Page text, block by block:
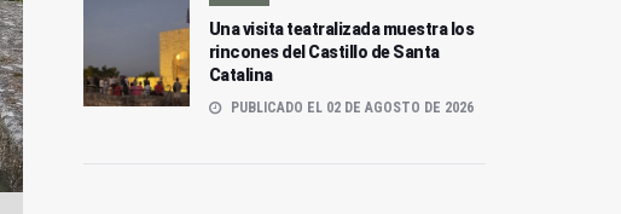
Una visita teatralizada muestra los
rincones del Castillo de Santa
Catalina
PUBLICADO EL 02 DE AGOSTO DE 2026